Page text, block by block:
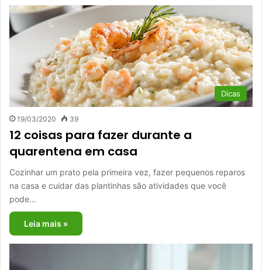
Dicas
19/03/2020 39
12 coisas para fazer durante a
quarentena em casa
Cozinhar um prato pela primeira vez, fazer pequenos reparos
na casa e cuidar das plantinhas são atividades que você
pode…
Leia mais »